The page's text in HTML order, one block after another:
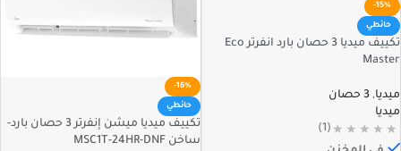
-15%
حائطي
تكييف ميديا 3 حصان بارد انفرتر Eco
Master
ميديا, 3 حصان
ميديا
(1)
-16%
حائطي
تكييف ميديا ميشن إنفرتر 3 حصان بارد-
ساخن MSC1T-24HR-DNF